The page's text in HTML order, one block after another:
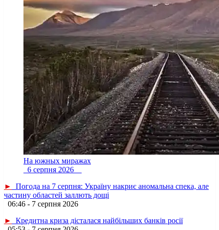
На южных миражах
6 серпня 2026
►
Погода на 7 серпня: Україну накриє аномальна спека, але
частину областей заллють дощі
06:46 - 7 серпня 2026
►
Кредитна криза дісталася найбільших банків росії